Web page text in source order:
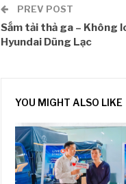
PREV POST
Sắm tải thả ga – Không
Hyundai Dũng Lạc
YOU MIGHT ALSO LIKE